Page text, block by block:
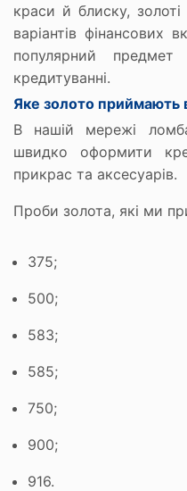
краси й блиску,
варіантів фінансових
популярний
кредитуванні.
Яке золото приймають
В нашій мережі
швидко оформити
прикрас та аксесуарів.
Проби золота, які ми
375;
500;
583;
585;
750;
900;
916.